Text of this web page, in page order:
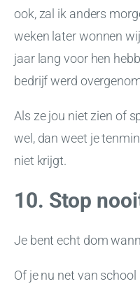
ook, zal ik anders
weken later wonnen
jaar lang voor hen
bedrijf werd
Als ze jou niet zien of
wel, dan weet je
niet krijgt.
10. Stop
Je bent echt dom
Of je nu net van